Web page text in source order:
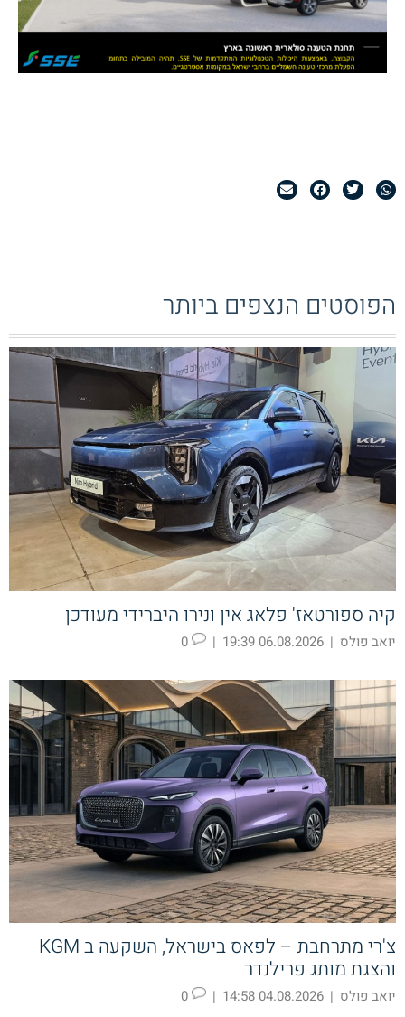
הפוסטים הנצפים ביותר
קיה ספורטאז' פלאג אין ונירו היברידי מעודכן
יואב פולס |
06.08.2026 19:39
|
צ'רי מתרחבת – לפאס בישראל, השקעה ב KGM
והצגת מותג פרילנדר
יואב פולס |
04.08.2026 14:58
|